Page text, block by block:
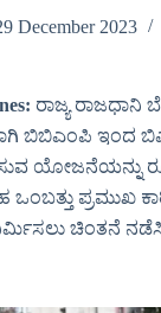
December 2023
ರಾಜ್ಯ ರಾಜಧಾನಿ
ಬಿಬಿಎಂಪಿ ಇಂದ
ಯೋಜನೆಯನ್ನು
ಒಂಬತ್ತು ಪ್ರಮುಖ
ನಿರ್ಮಿಸಲು ಚಿಂತನೆ